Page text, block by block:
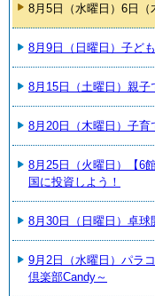
8月5日（水曜日）6日
8月9日（日曜日）子ど
8月15日（土曜日）親子
8月20日（木曜日）子育
8月25日（火曜日）【6
国に投資しよう！
8月30日（日曜日）卓球
9月2日（水曜日）パラ
倶楽部Candy～